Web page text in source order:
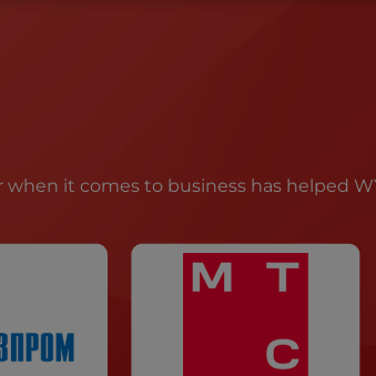
it comes to business has helped